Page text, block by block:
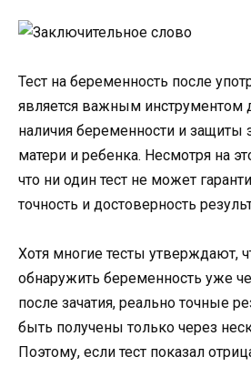
Тест на беременность после
является важным инструментом
наличия беременности и защиты
матери и ребенка. Несмотря на
что ни один тест не может
точность и достоверность
Хотя многие тесты утверждают,
обнаружить беременность уже
после зачатия, реально точные
быть получены только через
Поэтому, если тест показал